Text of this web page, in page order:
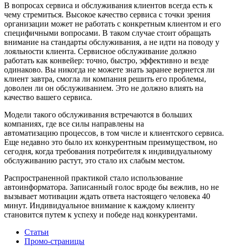
В вопросах сервиса и обслуживания клиентов всегда есть к
чему стремиться. Высокое качество сервиса с точки зрения
организации может не работать с конкретным клиентом и его
специфичными вопросами. В таком случае стоит обращать
внимание на стандарты обслуживания, а не идти на поводу у
лояльности клиента. Сервисное обслуживание должно
работать как конвейер: точно, быстро, эффективно и везде
одинаково. Вы никогда не можете знать заранее вернется ли
клиент завтра, смогла ли компания решить его проблемы,
доволен ли он обслуживанием. Это не должно влиять на
качество вашего сервиса.
Модели такого обслуживания встречаются в больших
компаниях, где все силы направлены на
автоматизацию процессов, в том числе и клиентского сервиса.
Еще недавно это было их конкурентным преимуществом, но
сегодня, когда требования потребителя к индивидуальному
обслуживанию растут, это стало их слабым местом.
Распространенной практикой стало использование
автоинформатора. Записанный голос вроде бы вежлив, но не
вызывает мотивации ждать ответа настоящего человека 40
минут. Индивидуальное внимание к каждому клиенту
становится путем к успеху и победе над конкурентами.
Статьи
Промо-страницы